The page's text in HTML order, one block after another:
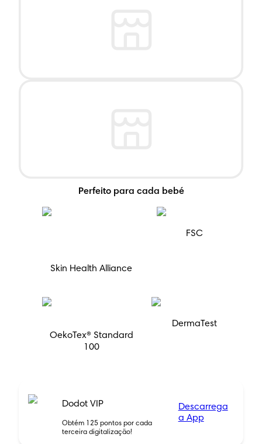
Perfeito para cada bebé
Skin Health Alliance
FSC
OekoTex® Standard
100
DermaTest
Dodot VIP
Obtém 125 pontos por cada
terceira digitalização!
Descarrega
a App